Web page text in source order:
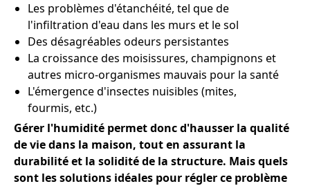
Les problèmes d'étanchéité, tel que de
l'infiltration d'eau dans les murs et le sol
Des désagréables odeurs persistantes
La croissance des moisissures, champignons et
autres micro-organismes mauvais pour la santé
L'émergence d'insectes nuisibles (mites,
fourmis, etc.)
Gérer l'humidité permet donc d'hausser la qualité
de vie dans la maison, tout en assurant la
durabilité et la solidité de la structure. Mais quels
sont les solutions idéales pour régler ce problème